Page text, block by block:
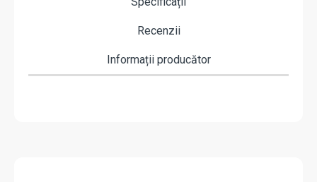
Recenzii
Informații producător